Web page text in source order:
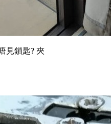
見鎖匙? 夾